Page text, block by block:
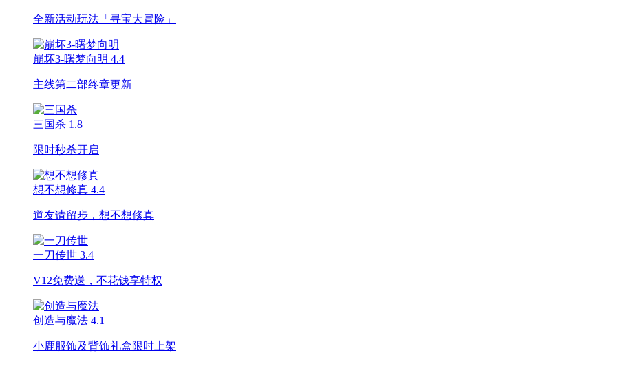
全新活动玩法「寻宝大冒险」
崩坏3-曙梦向明 4.4
主线第二部终章更新
三国杀 1.8
限时秒杀开启
想不想修真 4.4
道友请留步，想不想修真
一刀传世 3.4
V12免费送，不花钱享特权
创造与魔法 4.1
小鹿服饰及背饰礼盒限时上架